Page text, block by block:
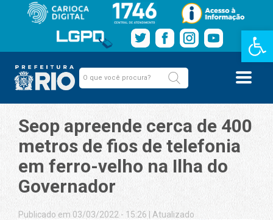
Barra de
Seop apreende cerca de 400
metros de fios de telefonia
em ferro-velho na Ilha do
Governador
Publicado em 03/03/2022 - 15:26 Atualizado